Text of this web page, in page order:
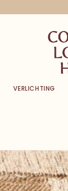
VERLICHTING